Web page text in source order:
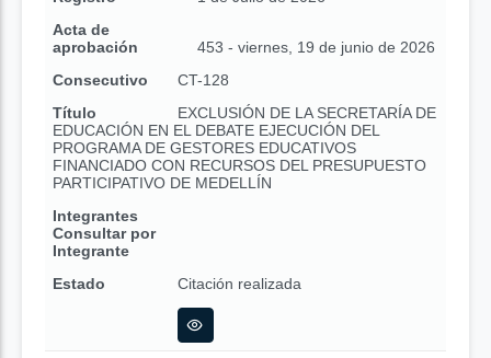
Acta de
aprobación
453 - viernes, 19 de junio de 2026
Consecutivo
CT-128
Título
EXCLUSIÓN DE LA SECRETARÍA DE
EDUCACIÓN EN EL DEBATE EJECUCIÓN DEL
PROGRAMA DE GESTORES EDUCATIVOS
FINANCIADO CON RECURSOS DEL PRESUPUESTO
PARTICIPATIVO DE MEDELLÍN
Integrantes
Consultar por
Integrante
Estado
Citación realizada